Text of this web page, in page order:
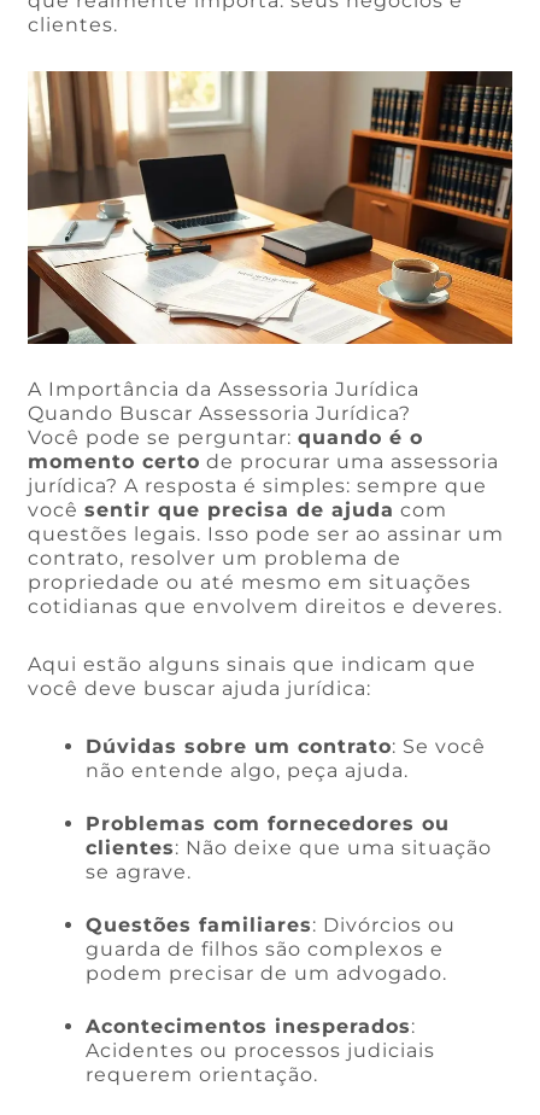
clientes.
A Importância da Assessoria Jurídica
Quando Buscar Assessoria Jurídica?
Você pode se perguntar:quando é o
momento certo de procurar uma assessoria
jurídica? A resposta é simples: sempre que
vocêsentir que precisa de ajuda com
questões legais. Isso pode ser ao assinar um
contrato, resolver um problema de
propriedade ou até mesmo em situações
cotidianas que envolvem direitos e deveres.
Aqui estão alguns sinais que indicam que
você deve buscar ajuda jurídica:
Dúvidas sobre um contrato: Se você
não entende algo, peça ajuda.
Problemas com fornecedores ou
clientes: Não deixe que uma situação
se agrave.
Questões familiares: Divórcios ou
guarda de filhos são complexos e
podem precisar de um advogado.
Acontecimentos inesperados:
Acidentes ou processos judiciais
requerem orientação.